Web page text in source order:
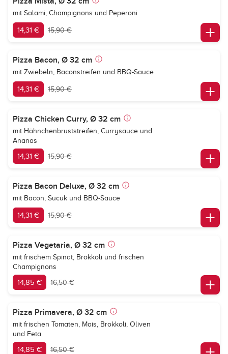
mit Salami, Champignons und Peperoni
14,31 € 15,90 €
Pizza Bacon, Ø 32 cm
mit Zwiebeln, Baconstreifen und BBQ-Sauce
14,31 € 15,90 €
Pizza Chicken Curry, Ø 32 cm
mit Hähnchenbruststreifen, Currysauce und
Ananas
14,31 € 15,90 €
Pizza Bacon Deluxe, Ø 32 cm
mit Bacon, Sucuk und BBQ-Sauce
14,31 € 15,90 €
Pizza Vegetaria, Ø 32 cm
mit frischem Spinat, Brokkoli und frischen
Champignons
14,85 € 16,50 €
Pizza Primavera, Ø 32 cm
mit frischen Tomaten, Mais, Brokkoli, Oliven
und Feta
14,85 € 16,50 €